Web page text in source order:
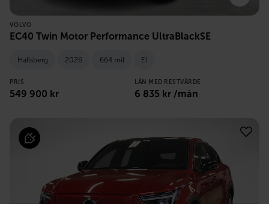
VOLVO
EC40 Twin Motor Performance UltraBlackSE
Hallsberg 2026 664 mil El
PRIS
549 900 kr
LÅN MED RESTVÄRDE
6 835 kr /mån